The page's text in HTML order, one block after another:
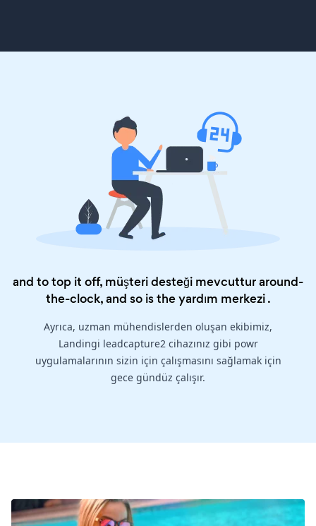
and to top it off, müşteri desteği mevcuttur around-
the-clock, and so is theyardım merkezi.
Ayrıca, uzman mühendislerden oluşan ekibimiz,
Landingi leadcapture2 cihazınız gibi powr
uygulamalarının sizin için çalışmasını sağlamak için
gece gündüz çalışır.